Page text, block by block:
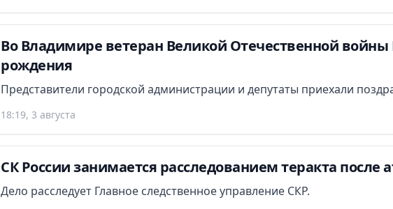
Во Владимире ветеран Великой Отечественной
рождения
Представители городской администрации и депутаты приехали
18:19, 3 августа
СК России занимается расследованием теракта после
Дело расследует Главное следственное управление СКР.